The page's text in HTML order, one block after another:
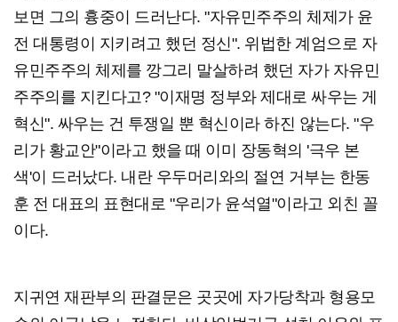
보면 그의 흉중이 드러난다. "자유민주주의 체제가 윤
전 대통령이 지키려고 했던 정신". 위법한 계엄으로 자
유민주주의 체제를 깡그리 말살하려 했던 자가 자유민
주주의를 지킨다고? "이재명 정부와 제대로 싸우는 게
혁신". 싸우는 건 투쟁일 뿐 혁신이라 하진 않는다. "우
리가 황교안"이라고 했을 때 이미 장동혁의 '극우 본
색'이 드러났다. 내란 우두머리와의 절연 거부는 한동
훈 전 대표의 표현대로 "우리가 윤석열"이라고 외친 꼴
이다.
지귀연 재판부의 판결문은 곳곳에 자가당착과 형용모